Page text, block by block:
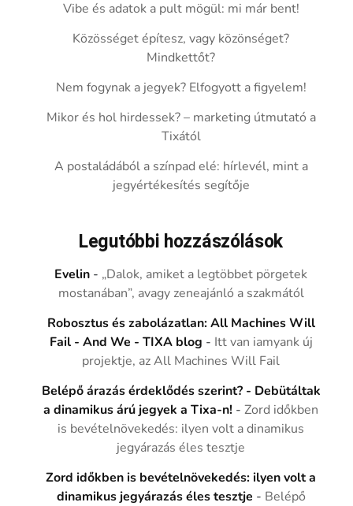
Vibe és adatok a pult mögül: mi már bent!
Közösséget építesz, vagy közönséget?
Mindkettőt?
Nem fogynak a jegyek? Elfogyott a figyelem!
Mikor és hol hirdessek? – marketing útmutató a
Tixától
A postaládából a színpad elé: hírlevél, mint a
jegyértékesítés segítője
Legutóbbi hozzászólások
Evelin - „Dalok, amiket a legtöbbet pörgetek
mostanában”, avagy zeneajánló a szakmától
Robosztus és zabolázatlan: All Machines Will
Fail - And We - TIXA blog - Itt van iamyank új
projektje, az All Machines Will Fail
Belépő árazás érdeklődés szerint? - Debütáltak
a dinamikus árú jegyek a Tixa-n! -Zord időkben
is bevételnövekedés: ilyen volt a dinamikus
jegyárazás éles tesztje
Zord időkben is bevételnövekedés: ilyen volt a
dinamikus jegyárazás éles tesztje - Belépő